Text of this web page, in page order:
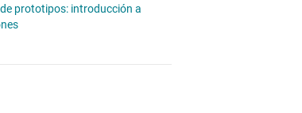
prototipos: introducción a